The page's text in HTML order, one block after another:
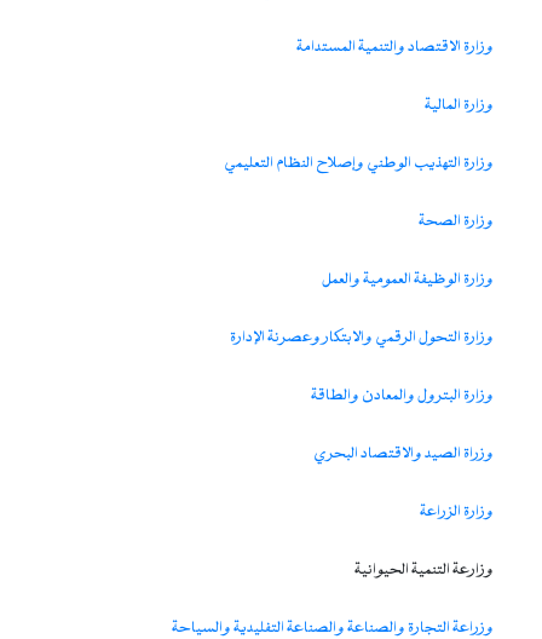
وزارة الاقتصاد والتنمية المستدامة
وزارة المالية
وزارة التهذيب الوطني وإصلاح النظام التعليمي
وزارة الصحة
وزارة الوظيفة العمومية والعمل
وزارة التحول الرقمي والابتكار وعصرنة الإدارة
وزارة البترول والمعادن والطاقة
وزراة الصيد والاقتصاد البحري
وزارة الزراعة
وزارعة التنمية الحيوانية
وزراعة التجارة والصناعة والصناعة التفليدية والسياحة